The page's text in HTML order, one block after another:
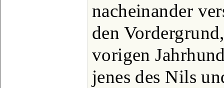
nacheinander
den
vorigen
jenes des Nils